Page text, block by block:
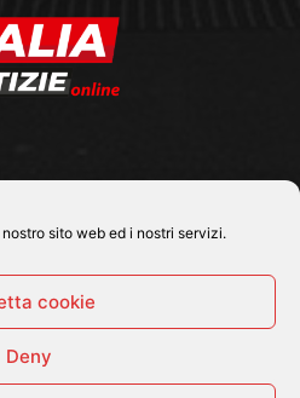
sito web ed i nostri servizi.
cookie
Deny
SU
Notizie .online |